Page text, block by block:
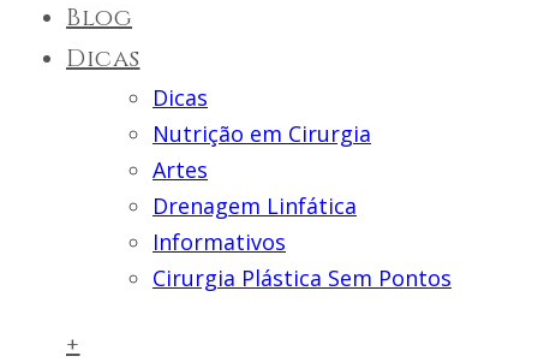
Blog
Dicas
Dicas
Nutrição em Cirurgia
Artes
Drenagem Linfática
Informativos
Cirurgia Plástica Sem Pontos
+